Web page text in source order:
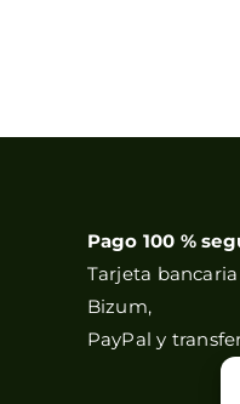
Pago 100 %
Tarjeta
Bizum,
PayPal y